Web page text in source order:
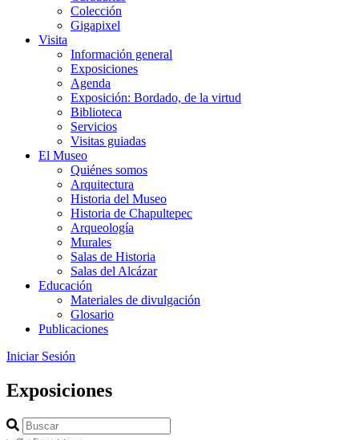
Colección
Gigapixel
Visita
Información general
Exposiciones
Agenda
Exposición: Bordado, de la virtud
Biblioteca
Servicios
Visitas guiadas
El Museo
Quiénes somos
Arquitectura
Historia del Museo
Historia de Chapultepec
Arqueología
Murales
Salas de Historia
Salas del Alcázar
Educación
Materiales de divulgación
Glosario
Publicaciones
Iniciar Sesión
Exposiciones